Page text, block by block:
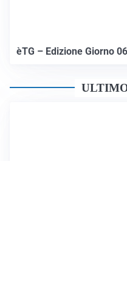
èTG – Edizione Giorno